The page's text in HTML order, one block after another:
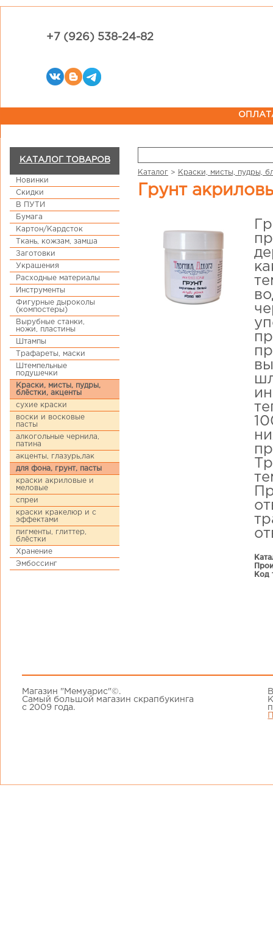
+7 (926) 538-24-82
КАТАЛОГ ТОВАРОВ
Новинки
Скидки
В ПУТИ
Бумага
Картон/Кардсток
Ткань, кожзам, замша
Заготовки
Украшения
Расходные материалы
Инструменты
Фигурные дыроколы
(компостеры)
Вырубные станки,
ножи, пластины
Штампы
Трафареты, маски
Штемпельные
подушечки
Краски, мисты, пудры,
блёстки, акценты
сухие краски
воски и восковые
пасты
алкогольные чернила,
патина
акценты, глазурь,лак
для фона, грунт, пасты
краски акриловые и
меловые
спреи
краски кракелюр и с
эффектами
пигменты, глиттер,
блёстки
Хранение
Эмбоссинг
Каталог > Краски, мисты, пудры,
Грунт
Код
Магазин "Мемуарис"©.
Самый большой магазин скрапбукинга
с 2009 года.